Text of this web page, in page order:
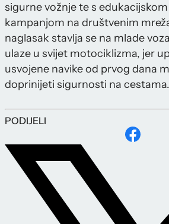
sigurne vožnje te s
kampanjom na društvenim
naglasak stavlja se na mlade
ulaze u svijet motociklizma, jer
usvojene navike od prvog dana
doprinijeti sigurnosti na cestama.
PODIJELI